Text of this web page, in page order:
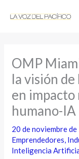
OMP
la visión
en impacto
humano-IA
20 de noviembre
Emprendedores,
Inteligencia